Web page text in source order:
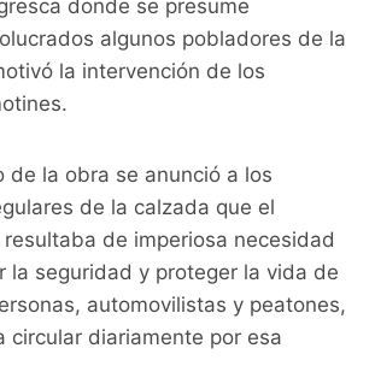
donde se presume
algunos pobladores de la
la intervención de los
de la obra se anunció a los
de la calzada que el
de imperiosa necesidad
la seguridad y proteger la vida de
automovilistas y peatones,
circular diariamente por esa